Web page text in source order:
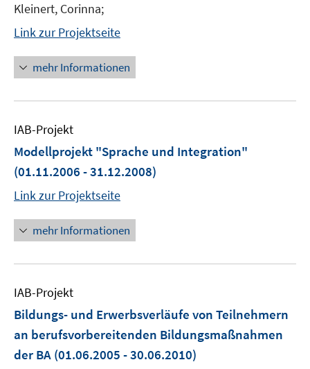
Kleinert, Corinna;
Link zur Projektseite
mehr Informationen
IAB-Projekt
Modellprojekt "Sprache und Integration"
(01.11.2006 - 31.12.2008)
Link zur Projektseite
mehr Informationen
IAB-Projekt
Bildungs- und Erwerbsverläufe von Teilnehmern
an berufsvorbereitenden Bildungsmaßnahmen
der BA (01.06.2005 - 30.06.2010)